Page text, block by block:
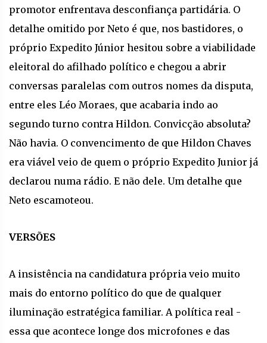
promotor enfrentava desconfiança partidária. O
detalhe omitido por Neto é que, nos bastidores, o
próprio Expedito Júnior hesitou sobre a viabilidade
eleitoral do afilhado político e chegou a abrir
conversas paralelas com outros nomes da disputa,
entre eles Léo Moraes, que acabaria indo ao
segundo turno contra Hildon. Convicção absoluta?
Não havia. O convencimento de que Hildon Chaves
era viável veio de quem o próprio Expedito Junior já
declarou numa rádio. E não dele. Um detalhe que
Neto escamoteou.
VERSÕES
A insistência na candidatura própria veio muito
mais do entorno político do que de qualquer
iluminação estratégica familiar. A política real -
essa que acontece longe dos microfones e das